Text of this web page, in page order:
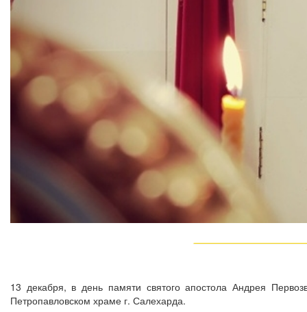
13 декабря, в день памяти святого апостола Андрея
Петропавловском храме г. Салехарда.